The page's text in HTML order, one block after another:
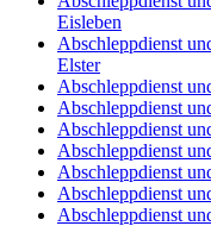
Eisleben
Abschleppdienst
Elster
Abschleppdienst
Abschleppdienst
Abschleppdienst
Abschleppdienst
Abschleppdienst
Abschleppdienst
Abschleppdienst